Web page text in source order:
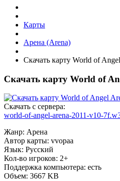
Карты
Арена (Arena)
Скачать карту World of
Скачать карту World of
Cкачать с сервера:
world-of-angel-arena-2011-v10-
Жанр: Арена
Автор карты: vvopaa
Язык: Русский
Кол-во игроков: 2+
Поддержка компьютера: есть
Объем: 3667 KB